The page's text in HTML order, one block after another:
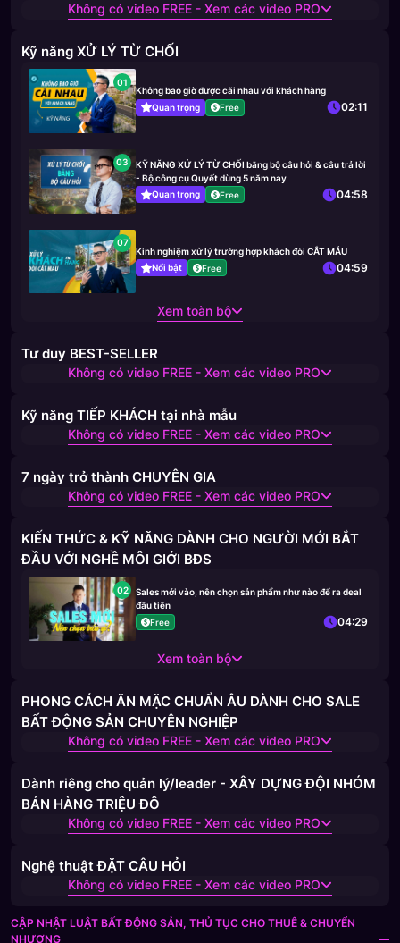
Không có video FREE - Xem các video PRO
Kỹ năng XỬ LÝ TỪ CHỐI
01
Không bao giờ được cãi nhau với khách hàng
Quan trọng
Free 02:11
03
KỸ NĂNG XỬ LÝ TỪ CHỐI bằng bộ câu hỏi & câu trả lời
- Bộ công cụ Quyết dùng 5 năm nay
Quan trọng
Free 04:58
07
Kinh nghiệm xử lý trường hợp khách đòi CẮT MÁU
Nổi bật
Free 04:59
Xem toàn bộ
Tư duy BEST-SELLER
Không có video FREE - Xem các video PRO
Kỹ năng TIẾP KHÁCH tại nhà mẫu
Không có video FREE - Xem các video PRO
7 ngày trở thành CHUYÊN GIA
Không có video FREE - Xem các video PRO
KIẾN THỨC & KỸ NĂNG DÀNH CHO NGƯỜI MỚI BẮT
ĐẦU VỚI NGHỀ MÔI GIỚI BĐS
02
Sales mới vào, nên chọn sản phẩm như nào để ra deal
đầu tiên
Free
04:29
Xem toàn bộ
PHONG CÁCH ĂN MẶC CHUẨN ÂU DÀNH CHO SALE
BẤT ĐỘNG SẢN CHUYÊN NGHIỆP
Không có video FREE - Xem các video PRO
Dành riêng cho quản lý/leader - XÂY DỰNG ĐỘI NHÓM
BÁN HÀNG TRIỆU ĐÔ
Không có video FREE - Xem các video PRO
Nghệ thuật ĐẶT CÂU HỎI
Không có video FREE - Xem các video PRO
CẬP NHẬT LUẬT BẤT ĐỘNG SẢN, THỦ TỤC CHO THUÊ & CHUYỂN
NHƯỢNG